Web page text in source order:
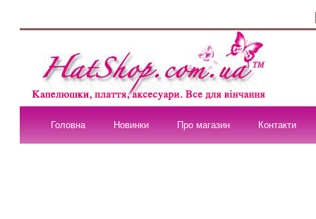
Головна Новинки Про магазин Контакти